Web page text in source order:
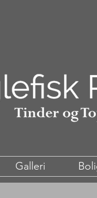
Galleri